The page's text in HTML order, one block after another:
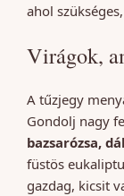
ahol
Virágok,
A tűzjegy
Gondolj nagy
bazsarózsa,
füstös
gazdag, kicsit